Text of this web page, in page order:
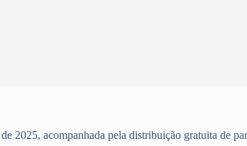
2025, acompanhada pela distribuição gratuita de